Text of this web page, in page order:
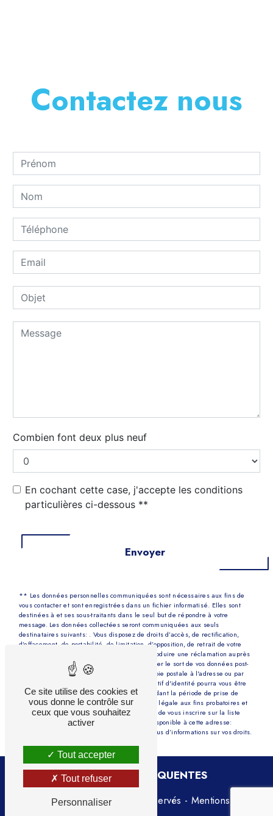
Contactez nous
Combien font deux plus neuf
En cochant cette case, j'accepte les conditions
particulières ci-dessous **
Envoyer
** Les données personnelles communiquées sont nécessaires aux fins de
vous contacter et sont enregistrées dans un fichier informatisé. Elles sont
destinées à et ses sous-traitants dans le seul but de répondre à votre
message. Les données collectées seront communiquées aux seuls
destinataires suivants: . Vous disposez de droits d’accès, de rectification,
d’effacement, de portabilité, de limitation, d’opposition, de retrait de votre
consentement à tout moment et du droit d’introduire une réclamation auprès
d’une autorité de contrôle, ainsi que d’organiser le sort de vos données post-
mortem. Vous pouvez exercer ces droits par voie postale à l'adresse ou par
courrier électronique à l'adresse . Un justificatif d'identité pourra vous être
demandé. Nous conservons vos données pendant la période de prise de
contact puis pendant la durée de prescription légale aux fins probatoires et
de gestion des contentieux. Vous avez le droit de vous inscrire sur la liste
d'opposition au démarchage téléphonique, disponible à cette adresse:
. Consultez le site cnil.fr pour plus d’informations sur vos droits.
RECHERCHES FRÉQUENTES
Vistalid- 2026 - Tous droits réservés - Mentions
Ce site utilise des cookies et
vous donne le contrôle sur
ceux que vous souhaitez
activer
Tout accepter
Tout refuser
Personnaliser